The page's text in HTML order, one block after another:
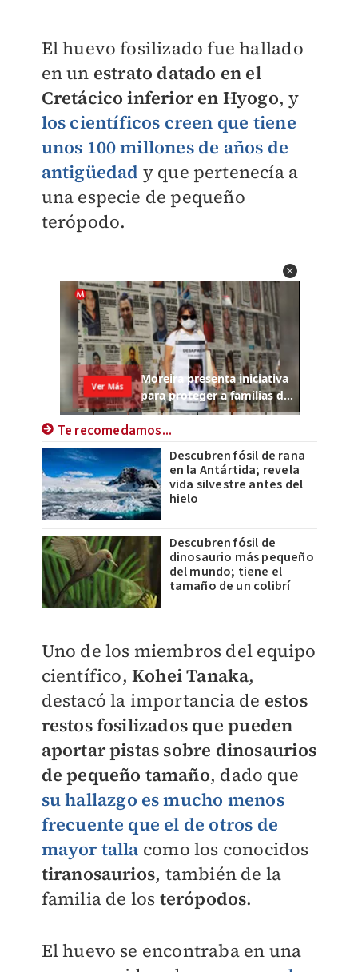
El huevo fosilizado fue hallado
en un estrato datado en el
Cretácico inferior en Hyogo, y
los científicos creen que tiene
unos 100 millones de años de
antigüedad y que pertenecía a
una especie de pequeño
terópodo.
Te recomedamos...
Descubren fósil de rana
en la Antártida; revela
vida silvestre antes del
hielo
Descubren fósil de
dinosaurio más pequeño
del mundo; tiene el
tamaño de un colibrí
Uno de los miembros del equipo
científico, Kohei Tanaka,
destacó la importancia de estos
restos fosilizados que pueden
aportar pistas sobre dinosaurios
de pequeño tamaño, dado que
su hallazgo es mucho menos
frecuente que el de otros de
mayor talla como los conocidos
tiranosaurios, también de la
familia de los terópodos.
El huevo se encontraba en una